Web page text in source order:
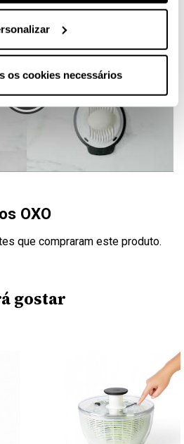
os cookies necessários
OXO
que compraram este produto.
gostar